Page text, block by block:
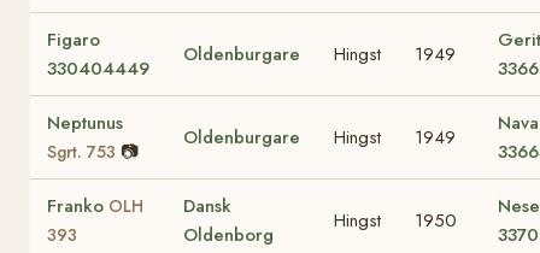
Figaro
330404449
Oldenburgare Hingst 1949
Neptunus
Sgrt. 753 📷
Oldenburgare Hingst 1949
Nava
Franko OLH
393
Dansk
Oldenborg
Hingst 1950